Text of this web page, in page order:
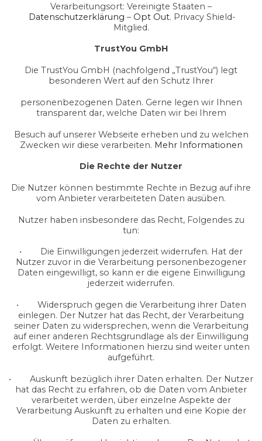
Verarbeitungsort: Vereinigte Staaten –
Datenschutzerklärung – Opt Out. Privacy Shield-
Mitglied.
TrustYou GmbH
Die TrustYou GmbH (nachfolgend „TrustYou“) legt
besonderen Wert auf den Schutz Ihrer
personenbezogenen Daten. Gerne legen wir Ihnen
transparent dar, welche Daten wir bei Ihrem
Besuch auf unserer Webseite erheben und zu welchen
Zwecken wir diese verarbeiten. Mehr Informationen
Die Rechte der Nutzer
Die Nutzer können bestimmte Rechte in Bezug auf ihre
vom Anbieter verarbeiteten Daten ausüben.
Nutzer haben insbesondere das Recht, Folgendes zu
tun:
• Die Einwilligungen jederzeit widerrufen. Hat der
Nutzer zuvor in die Verarbeitung personenbezogener
Daten eingewilligt, so kann er die eigene Einwilligung
jederzeit widerrufen.
• Widerspruch gegen die Verarbeitung ihrer Daten
einlegen. Der Nutzer hat das Recht, der Verarbeitung
seiner Daten zu widersprechen, wenn die Verarbeitung
auf einer anderen Rechtsgrundlage als der Einwilligung
erfolgt. Weitere Informationen hierzu sind weiter unten
aufgeführt.
• Auskunft bezüglich ihrer Daten erhalten. Der Nutzer
hat das Recht zu erfahren, ob die Daten vom Anbieter
verarbeitet werden, über einzelne Aspekte der
Verarbeitung Auskunft zu erhalten und eine Kopie der
Daten zu erhalten.